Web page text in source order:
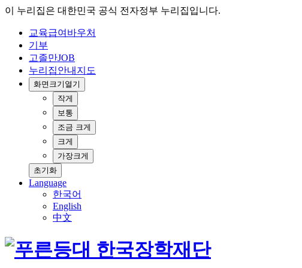
이 누리집은 대한민국 공식 전자정부 누리집입니다.
교육급여바우처
기부
고졸만JOB
누리집안내지도
화면크기 열기
작게
보통
조금 크게
크게
가장크게
초기화
Language
한국어
English
中文